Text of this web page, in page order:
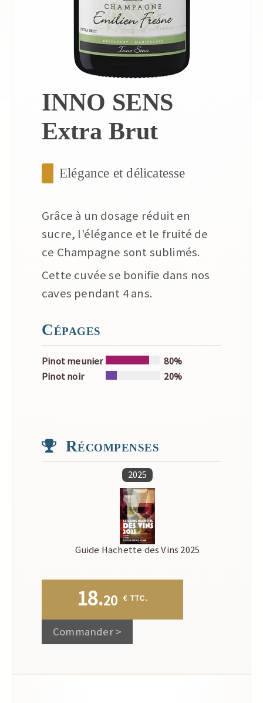
INNO SENS
Extra Brut
Elégance et délicatesse
Grâce à un dosage réduit en
sucre, l'élégance et le fruité de
ce Champagne sont sublimés.
Cette cuvée se bonifie dans nos
caves pendant 4 ans.
Cépages
Pinot meunier
80%
Pinot noir
20%
Récompenses
2025
Guide Hachette des Vins 2025
18.20  € TTC.
Commander >